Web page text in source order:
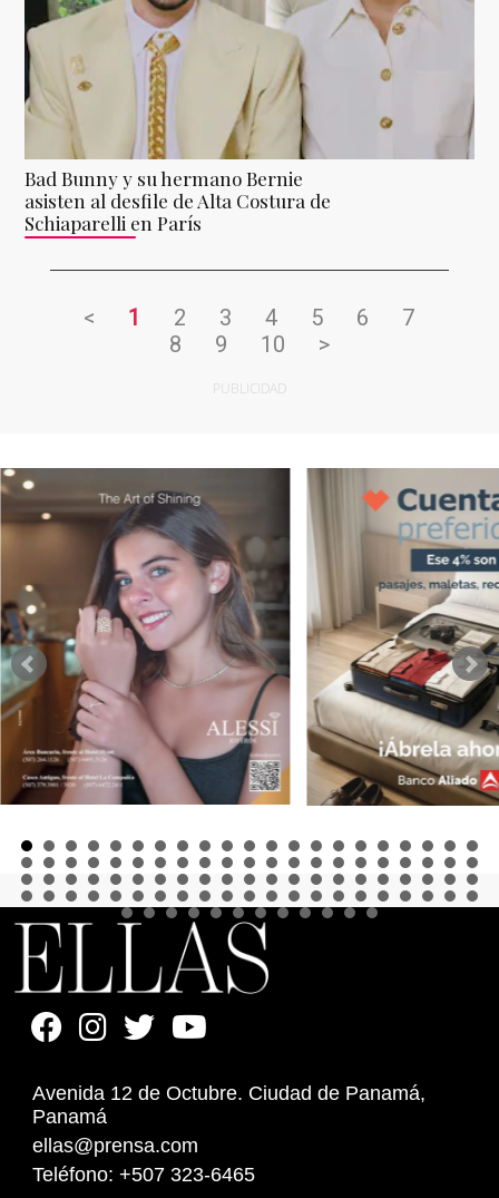
Bad Bunny y su hermano Bernie
asisten al desfile de Alta Costura de
Schiaparelli en París
< 1 2 3 4 5 6
7
8
9 10 >
PUBLICIDAD
Avenida 12 de Octubre. Ciudad de Panamá,
Panamá
ellas@prensa.com
Teléfono: +507 323-6465